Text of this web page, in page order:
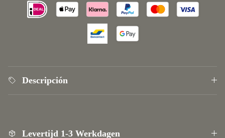
Descripción
Levertijd 1-3 Werkdagen
Blijf als eerste op de hoogte van onze nieuwste
aanbiedingen, exclusieve kortingen en inspirerende
interieurideeën! Bovendien verloten we elke maand
SUSCRIBIRSE